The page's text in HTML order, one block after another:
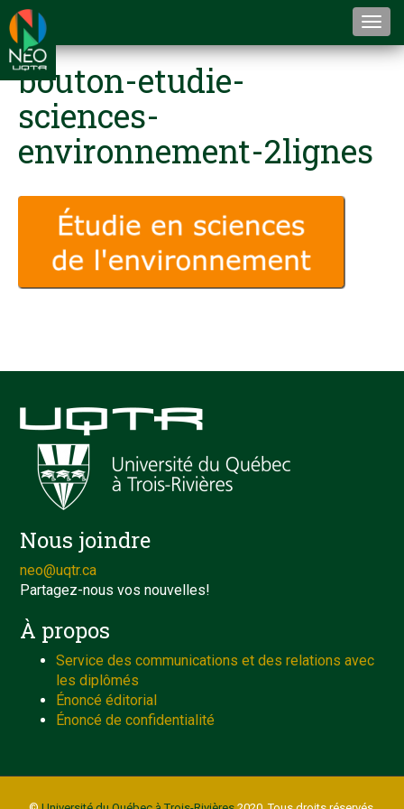
bouton-etudie-
sciences-
environnement-2lignes
Nous joindre
neo@uqtr.ca
Partagez-nous vos nouvelles!
À propos
Service des communications et des relations avec
les diplômés
Énoncé éditorial
Énoncé de confidentialité